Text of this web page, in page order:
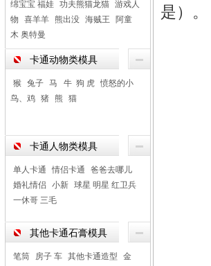
绵宝宝 福娃 功夫熊猫龙猫 游戏人
物
喜羊羊 熊出没 海贼王
阿童
木 奥特曼
卡通动物类模具
猴 兔子 马 牛 狗 虎 愤怒的小
鸟、鸡 猪 熊 猫
卡通人物类模具
单人卡通 情侣卡通
爸爸去哪儿
婚礼情侣
小新 球星 明星 红卫兵
一休哥 三毛
其他卡通石膏模具
笔筒 房子 车 其他卡通造型
金
是）。